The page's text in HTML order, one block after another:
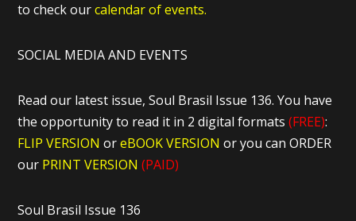
to check ourcalendar of events.
SOCIAL MEDIA AND EVENTS
Read our latest issue, Soul Brasil Issue 136. You have
the opportunity to read it in 2 digital formats(FREE):
FLIP VERSION oreBOOK VERSIONor you can ORDER
our PRINT VERSION (PAID)
Soul Brasil Issue 136